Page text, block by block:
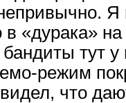
в «дурака»
тут у
режим
что